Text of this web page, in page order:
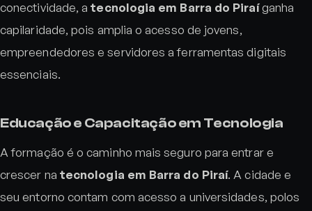
conectividade, atecnologia em Barra do Piraíganha
capilaridade, pois amplia o acesso de jovens,
empreendedores e servidores a ferramentas digitais
essenciais.
Educação e Capacitação em Tecnologia
A formação é o caminho mais seguro para entrar e
crescer na tecnologia em Barra do Piraí. A cidade e
seu entorno contam com acesso a universidades, polos